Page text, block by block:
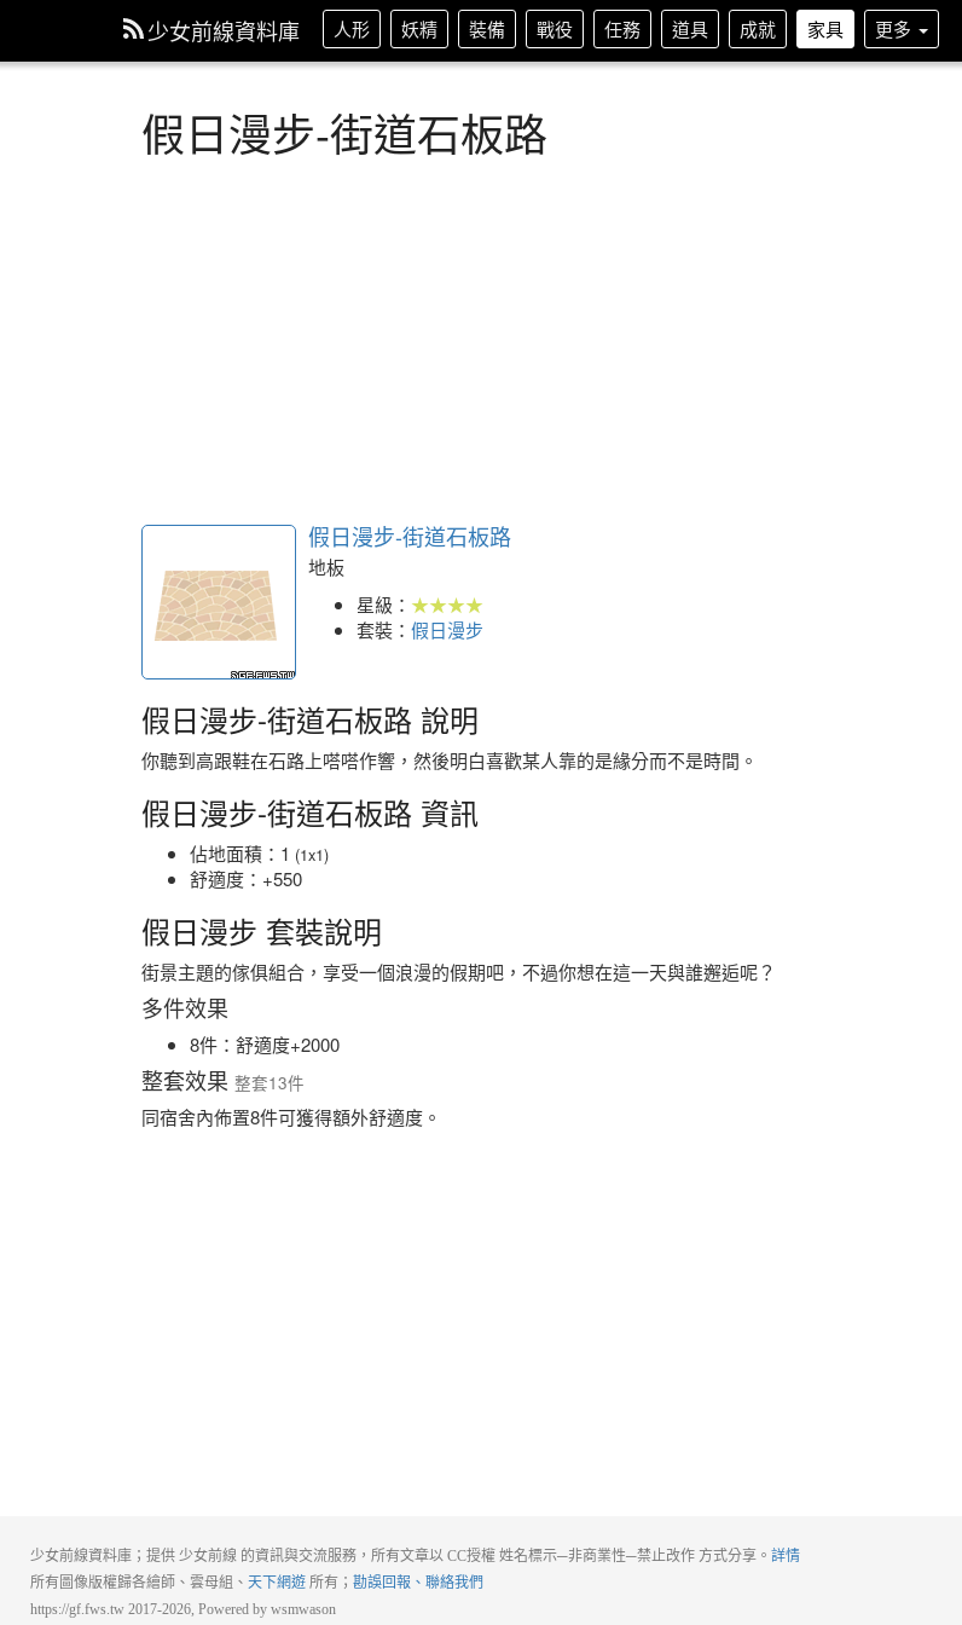
少女前線資料庫 人形 妖精 裝備 戰役 任務 道具 成就 家具 更多
假日漫步-街道石板路
假日漫步-街道石板路
地板
星級： ★★★★
套裝： 假日漫步
假日漫步-街道石板路 說明
你聽到高跟鞋在石路上嗒嗒作響，然後明白喜歡某人靠的是緣分而不是時間。
假日漫步-街道石板路 資訊
佔地面積：1 (1x1)
舒適度：+550
假日漫步 套裝說明
街景主題的傢俱組合，享受一個浪漫的假期吧，不過你想在這一天與誰邂逅呢？
多件效果
8件：舒適度+2000
整套效果 整套13件
同宿舍內佈置8件可獲得額外舒適度。
少女前線資料庫；提供 少女前線 的資訊與交流服務，所有文章以 CC授權 姓名標示─非商業性─禁止改作 方式分享。 詳情
所有圖像版權歸各繪師、雲母組、 天下網遊 所有； 勘誤回報、聯絡我們
https://gf.fws.tw 2017-2026, Powered by wsmwason